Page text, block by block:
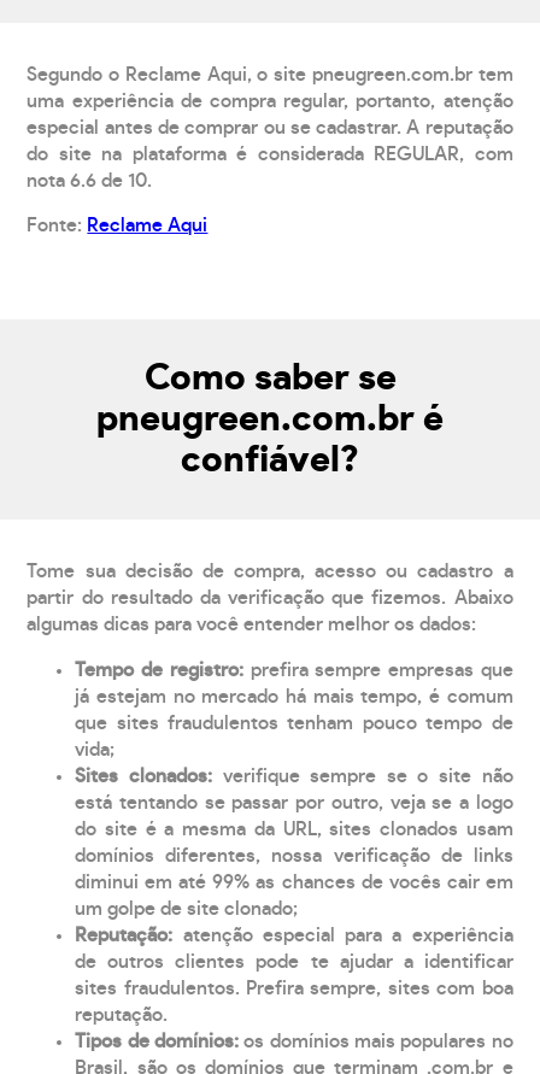
Segundo o Reclame Aqui, o site pneugreen.com.br tem
uma experiência de compra regular, portanto, atenção
especial antes de comprar ou se cadastrar. A reputação
do site na plataforma é considerada REGULAR, com
nota 6.6 de 10.
Fonte: Reclame Aqui
Como saber se
pneugreen.com.br é
confiável?
Tome sua decisão de compra, acesso ou cadastro a
partir do resultado da verificação que fizemos. Abaixo
algumas dicas para você entender melhor os dados:
Tempo de registro: prefira sempre empresas que
já estejam no mercado há mais tempo, é comum
que sites fraudulentos tenham pouco tempo de
vida;
Sites clonados: verifique sempre se o site não
está tentando se passar por outro, veja se a logo
do site é a mesma da URL, sites clonados usam
domínios diferentes, nossa verificação de links
diminui em até 99% as chances de vocês cair em
um golpe de site clonado;
Reputação: atenção especial para a experiência
de outros clientes pode te ajudar a identificar
sites fraudulentos. Prefira sempre, sites com boa
reputação.
Tipos de domínios:os domínios mais populares no
Brasil, são os domínios que terminam .com.br e